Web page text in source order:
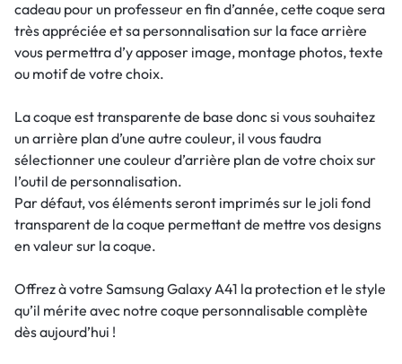
cadeau pour un professeur en fin d’année, cette coque sera
très appréciée et sa personnalisation sur la face arrière
vous permettra d’y apposer image, montage photos, texte
ou motif de votre choix.
La coque est transparente de base donc si vous souhaitez
un arrière plan d’une autre couleur, il vous faudra
sélectionner une couleur d’arrière plan de votre choix sur
l’outil de personnalisation.
Par défaut, vos éléments seront imprimés sur le joli fond
transparent de la coque permettant de mettre vos designs
en valeur sur la coque.
Offrez à votre Samsung Galaxy A41 la protection et le style
qu’il mérite avec notre coque personnalisable complète
dès aujourd’hui !